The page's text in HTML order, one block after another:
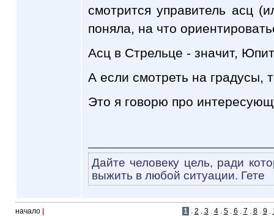
смотрится управитель асц
поняла, на что
Асц в Стрельце - значит,
А если смотреть на градусы,
Это я говорю про
Дайте человеку цель, ради
выжить в любой ситуации. Гете
начало 1 . 2 . 3 . 4 . 5 . 6 . 7 . 8 . 9 .